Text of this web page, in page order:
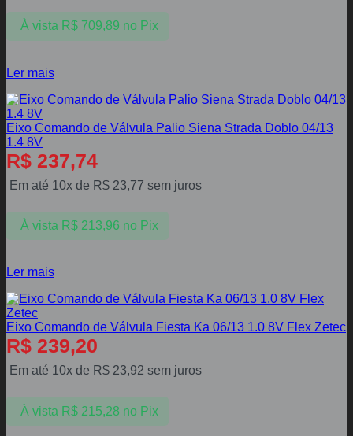
À vista R$709,89 no Pix
Ler mais
Eixo Comando de Válvula Palio Siena Strada Doblo 04/13
1.4 8V
R$ 237,74
Em até 10x de R$ 23,77 sem juros
À vista R$213,96 no Pix
Ler mais
Eixo Comando de Válvula Fiesta Ka 06/13 1.0 8V Flex Zetec
R$ 239,20
Em até 10x de R$ 23,92 sem juros
À vista R$215,28 no Pix